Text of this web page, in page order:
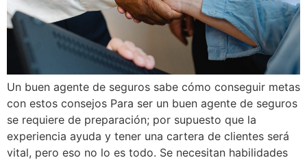
Un buen agente de seguros sabe cómo conseguir metas
con estos consejos Para ser un buen agente de seguros
se requiere de preparación; por supuesto que la
experiencia ayuda y tener una cartera de clientes será
vital, pero eso no lo es todo. Se necesitan habilidades